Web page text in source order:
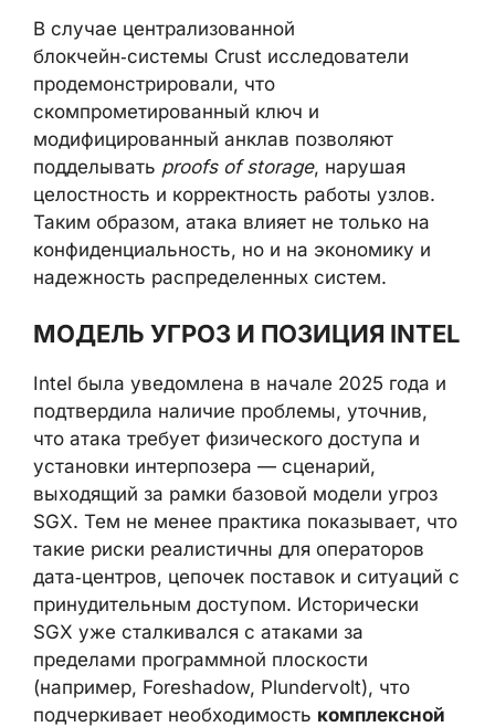
В случае централизованной
блокчейн‑системы Crust исследователи
продемонстрировали, что
скомпрометированный ключ и
модифицированный анклав позволяют
подделывать proofs of storage, нарушая
целостность и корректность работы узлов.
Таким образом, атака влияет не только на
конфиденциальность, но и на экономику и
надежность распределенных систем.
МОДЕЛЬ УГРОЗ И ПОЗИЦИЯ INTEL
Intel была уведомлена в начале 2025 года и
подтвердила наличие проблемы, уточнив,
что атака требует физического доступа и
установки интерпозера — сценарий,
выходящий за рамки базовой модели угроз
SGX. Тем не менее практика показывает, что
такие риски реалистичны для операторов
дата‑центров, цепочек поставок и ситуаций с
принудительным доступом. Исторически
SGX уже сталкивался с атаками за
пределами программной плоскости
(например, Foreshadow, Plundervolt), что
подчеркивает необходимость комплексной